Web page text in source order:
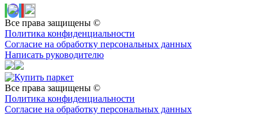
Все права защищены ©
Политика конфиденциальности
Согласие на обработку персональных данных
Написать руководителю
Все права защищены ©
Политика конфиденциальности
Согласие на обработку персональных данных